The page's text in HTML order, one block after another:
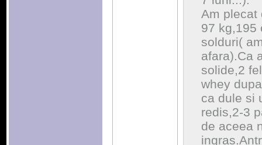
Am plecat
97 kg,195
solduri(
afara).Ca
solide,2
whey
ca dule si
redis,2-3
de aceea